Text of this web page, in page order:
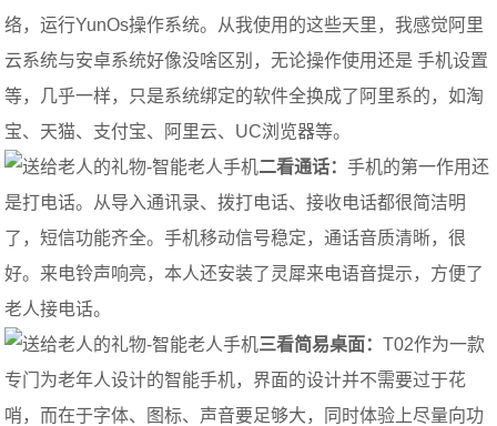
络，运行YunOs操作系统。从我使用的这些天里，我感觉阿里
云系统与安卓系统好像没啥区别，无论操作使用还是 手机设置
等，几乎一样，只是系统绑定的软件全换成了阿里系的，如淘
宝、天猫、支付宝、阿里云、UC浏览器等。
二看通话：手机的第一作用还
是打电话。从导入通讯录、拨打电话、接收电话都很简洁明
了，短信功能齐全。手机移动信号稳定，通话音质清晰，很
好。来电铃声响亮，本人还安装了灵犀来电语音提示，方便了
老人接电话。
三看简易桌面：T02作为一款
专门为老年人设计的智能手机，界面的设计并不需要过于花
哨，而在于字体、图标、声音要足够大，同时体验上尽量向功